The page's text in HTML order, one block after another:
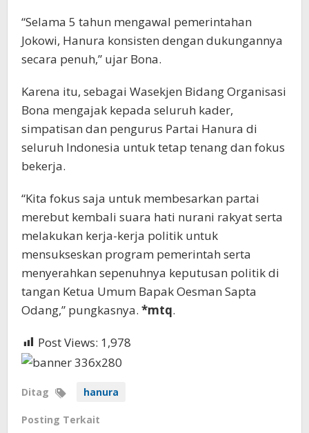
“Selama 5 tahun mengawal pemerintahan
Jokowi, Hanura konsisten dengan dukungannya
secara penuh,” ujar Bona.
Karena itu, sebagai Wasekjen Bidang Organisasi
Bona mengajak kepada seluruh kader,
simpatisan dan pengurus Partai Hanura di
seluruh Indonesia untuk tetap tenang dan fokus
bekerja.
“Kita fokus saja untuk membesarkan partai
merebut kembali suara hati nurani rakyat serta
melakukan kerja-kerja politik untuk
mensukseskan program pemerintah serta
menyerahkan sepenuhnya keputusan politik di
tangan Ketua Umum Bapak Oesman Sapta
Odang,” pungkasnya. *mtq.
Post Views: 1,978
Ditag hanura
Posting Terkait